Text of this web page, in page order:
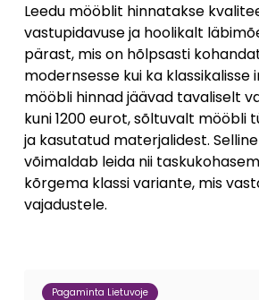
Leedu mööblit hinnatakse
vastupidavuse ja hoolikalt
pärast, mis on hõlpsasti
modernsesse kui ka klassikalisse
mööbli hinnad jäävad tavaliselt
kuni 1200 eurot, sõltuvalt mööbli
ja kasutatud materjalidest.
võimaldab leida nii
kõrgema klassi variante, mis
vajadustele.
Pagaminta Lietuvoje